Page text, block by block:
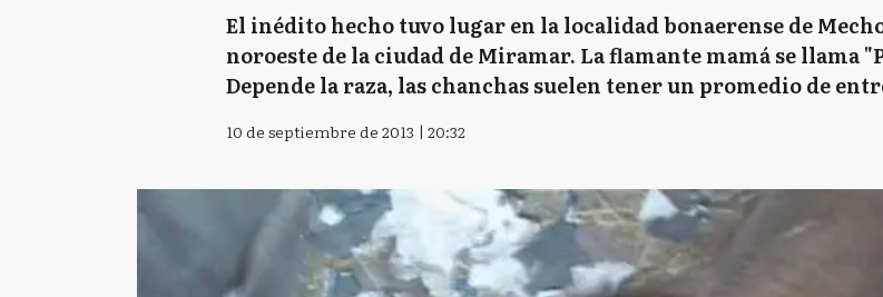
El inédito hecho tuvo lugar en la localidad bonaerense de
noroeste de la ciudad de Miramar. La flamante mamá se llama
Depende la raza, las chanchas suelen tener un promedio de
10 de septiembre de 2013 | 20:32